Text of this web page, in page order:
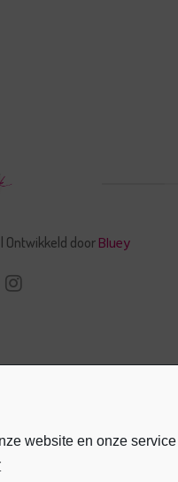
website en onze service
Ontwikkeld door Bluey